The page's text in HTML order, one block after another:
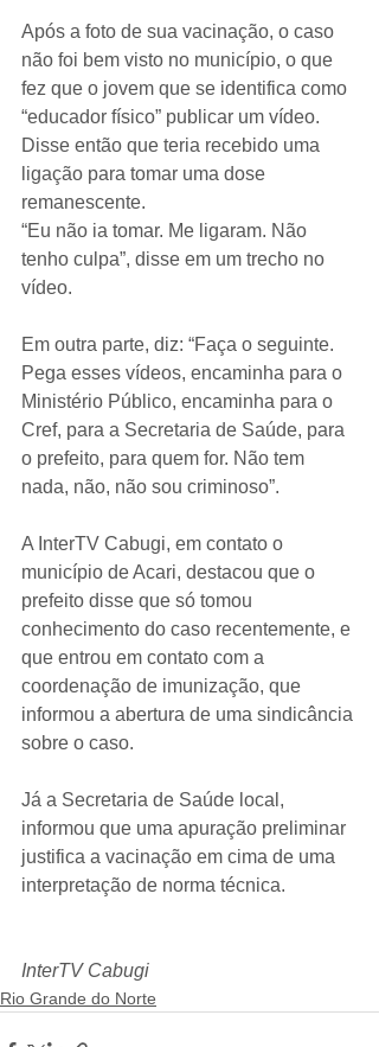
Após a foto de sua vacinação, o caso
não foi bem visto no município, o que
fez que o jovem que se identifica como
“educador físico” publicar um vídeo.
Disse então que teria recebido uma
ligação para tomar uma dose
remanescente.
“Eu não ia tomar. Me ligaram. Não
tenho culpa”, disse em um trecho no
vídeo.
Em outra parte, diz: “Faça o seguinte.
Pega esses vídeos, encaminha para o
Ministério Público, encaminha para o
Cref, para a Secretaria de Saúde, para
o prefeito, para quem for. Não tem
nada, não, não sou criminoso”.
A InterTV Cabugi, em contato o
município de Acari, destacou que o
prefeito disse que só tomou
conhecimento do caso recentemente, e
que entrou em contato com a
coordenação de imunização, que
informou a abertura de uma sindicância
sobre o caso.
Já a Secretaria de Saúde local,
informou que uma apuração preliminar
justifica a vacinação em cima de uma
interpretação de norma técnica.
InterTV Cabugi
Rio Grande do Norte